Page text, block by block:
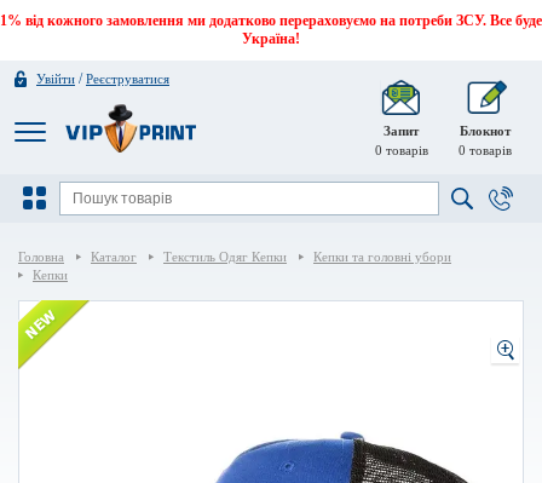
1% від кожного замовлення ми додатково перераховуємо на потреби ЗСУ. Все буде
Україна!
Увійти /Реєструватися
Запит
0 товарів
Блокнот
0 товарів
Головна Каталог Текстиль Одяг Кепки
Кепки та головні убори
Кепки